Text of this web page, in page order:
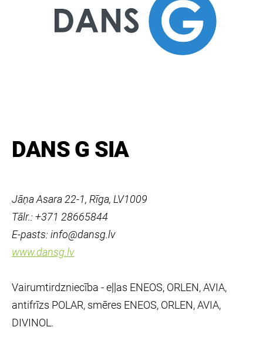
DANS G SIA
Jāņa Asara 22-1, Rīga, LV1009
Tālr.: +371 28665844
E-pasts: info@dansg.lv
www.dansg.lv
Vairumtirdzniecība - eļļas ENEOS, ORLEN, AVIA,
antifrīzs POLAR, smēres ENEOS, ORLEN, AVIA,
DIVINOL.